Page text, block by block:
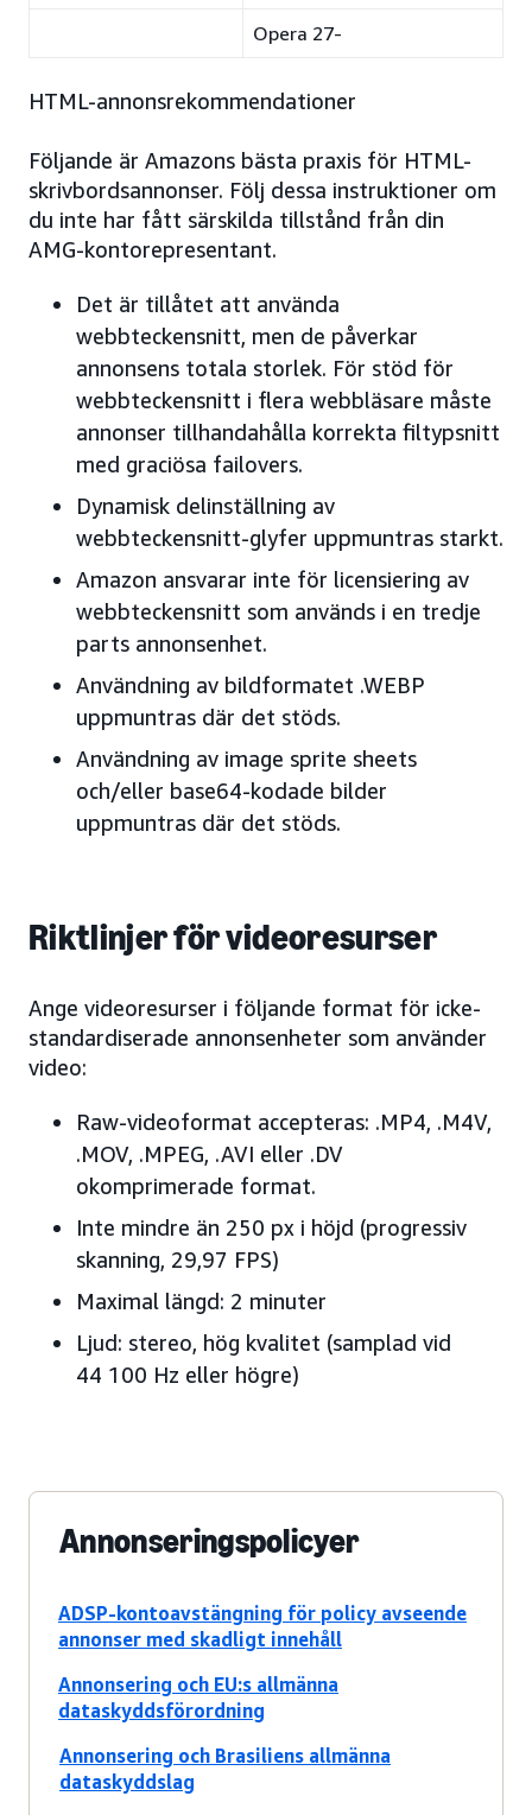
Opera 27-
HTML-annonsrekommendationer
Följande är Amazons bästa praxis för HTML-
skrivbordsannonser. Följ dessa instruktioner om
du inte har fått särskilda tillstånd från din
AMG-kontorepresentant.
Det är tillåtet att använda
webbteckensnitt, men de påverkar
annonsens totala storlek. För stöd för
webbteckensnitt i flera webbläsare måste
annonser tillhandahålla korrekta filtypsnitt
med graciösa failovers.
Dynamisk delinställning av
webbteckensnitt-glyfer uppmuntras starkt.
Amazon ansvarar inte för licensiering av
webbteckensnitt som används i en tredje
parts annonsenhet.
Användning av bildformatet .WEBP
uppmuntras där det stöds.
Användning av image sprite sheets
och/eller base64-kodade bilder
uppmuntras där det stöds.
Riktlinjer för videoresurser
Ange videoresurser i följande format för icke-
standardiserade annonsenheter som använder
video:
Raw-videoformat accepteras: .MP4, .M4V,
.MOV, .MPEG, .AVI eller .DV
okomprimerade format.
Inte mindre än 250 px i höjd (progressiv
skanning, 29,97 FPS)
Maximal längd: 2 minuter
Ljud: stereo, hög kvalitet (samplad vid
44 100 Hz eller högre)
Annonseringspolicyer
ADSP-kontoavstängning för policy avseende
annonser med skadligt innehåll
Annonsering och EU:s allmänna
dataskyddsförordning
Annonsering och Brasiliens allmänna
dataskyddslag